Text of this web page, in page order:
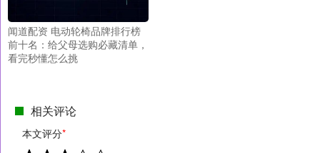
闻道配资 电动轮椅品牌排行榜
前十名：给父母选购必藏清单，
看完秒懂怎么挑
相关评论
本文评分*